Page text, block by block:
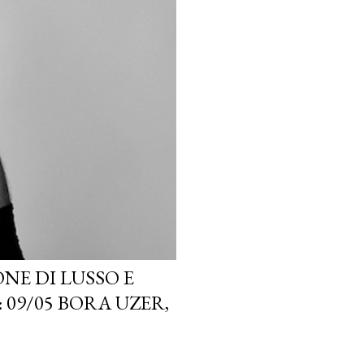
DI LUSSO E
05 BORA UZER,